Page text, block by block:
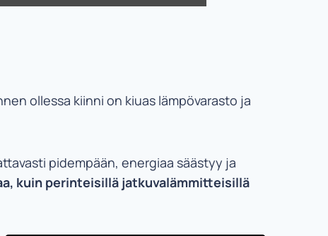
ollessa kiinni on kiuas lämpövarasto ja
pidempään, energiaa säästyy ja
kuin perinteisillä jatkuvalämmitteisillä